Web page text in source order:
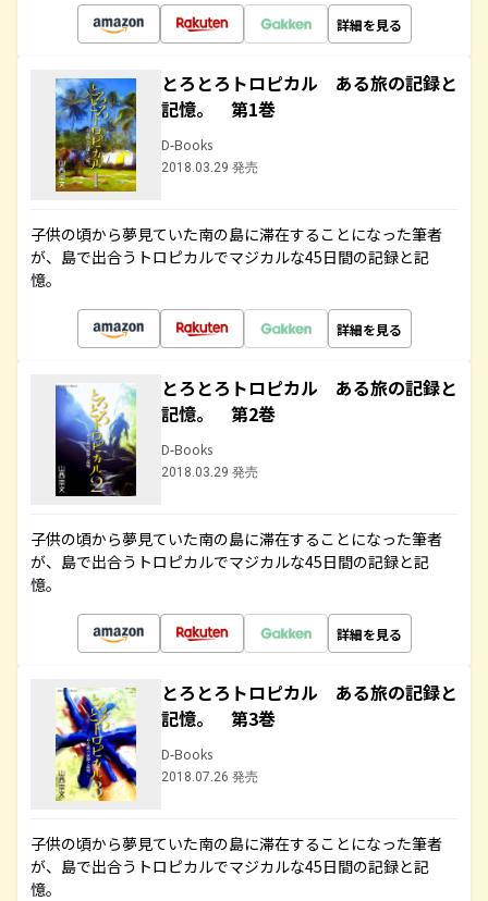
詳細を見る
とろとろトロピカル ある旅の記録と
記憶。 第1巻
D-Books
2018.03.29 発売
子供の頃から夢見ていた南の島に滞在することになった筆者
が、島で出合うトロピカルでマジカルな45日間の記録と記
憶。
詳細を見る
とろとろトロピカル ある旅の記録と
記憶。 第2巻
D-Books
2018.03.29 発売
子供の頃から夢見ていた南の島に滞在することになった筆者
が、島で出合うトロピカルでマジカルな45日間の記録と記
憶。
詳細を見る
とろとろトロピカル ある旅の記録と
記憶。 第3巻
D-Books
2018.07.26 発売
子供の頃から夢見ていた南の島に滞在することになった筆者
が、島で出合うトロピカルでマジカルな45日間の記録と記
憶。